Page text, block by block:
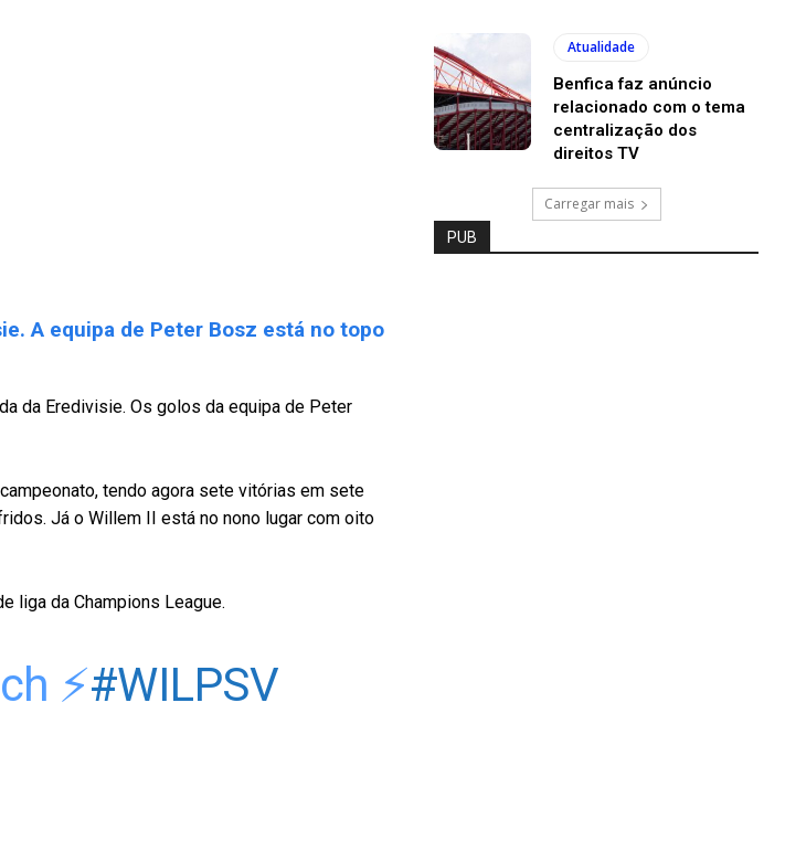
A equipa de Peter Bosz está no topo
da Eredivisie. Os golos da equipa de Peter
tendo agora sete vitórias em sete
Já o Willem II está no nono lugar com oito
liga da Champions League.
⚡️#WILPSV
Atualidade
Benfica faz anúncio
relacionado com o tema
centralização dos
direitos TV
Carregar mais
PUB